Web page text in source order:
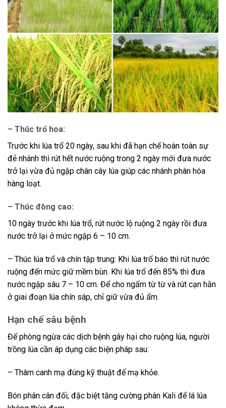
– Thúc trổ hoa:
Trước khi lúa trổ 20 ngày, sau khi đã hạn chế hoàn toàn sự
đẻ nhánh thì rút hết nước ruộng trong 2 ngày mới đưa nước
trở lại vừa đủ ngập chân cây lúa giúp các nhánh phân hóa
hàng loạt.
– Thúc đòng cao:
10 ngày trước khi lúa trổ, rút nước lộ ruộng 2 ngày rồi đưa
nước trở lại ở mức ngập 6 – 10 cm.
– Thúc lúa trổ và chín tập trung: Khi lúa trổ báo thì rút nước
ruộng đến mức giữ mềm bùn. Khi lúa trổ đến 85% thì đưa
nước ngập sâu 7 – 10 cm. Để cho ngấm từ từ và rút cạn hằn
ở giai đoạn lúa chín sáp, chỉ giữ vừa đủ ẩm.
Hạn chế sâu bệnh
Để phòng ngừa các dịch bệnh gây hại cho ruộng lúa, người
trồng lúa cần áp dụng các biện pháp sau:
– Thâm canh mạ đúng kỹ thuật để mạ khỏe.
Bón phân cân đối, đặc biệt tăng cường phân Kali để lá lúa